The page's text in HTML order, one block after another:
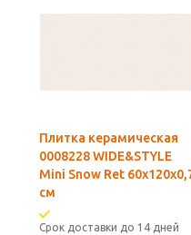
Плитка керамическая
0008228 WIDE&STYLE
Mini Snow Ret
см
Срок доставки до 14 дней